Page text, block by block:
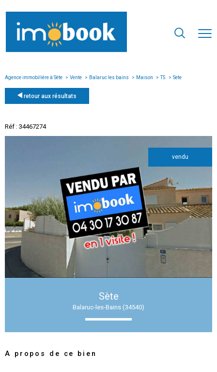
Agence immobilière à Sète Vente Balaruc les bains Maison T5 Sete
retour aux résultats
Réf : 34467274
vendu
Sète
Balaruc-les-Bains (34540)
A propos de ce bien